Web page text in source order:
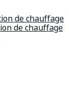
de chauffage
de chauffage